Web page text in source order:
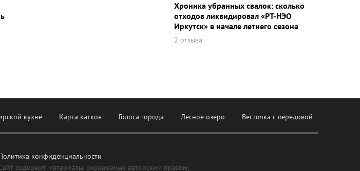
Хроника убранных свалок: сколько
отходов ликвидировал «РТ-НЭО
Иркутск» в начале летнего сезона
2 отзыва
кухне Карта катков Голоса города Лесное озеро Весточка с передовой
конфиденциальности
содержит материалы, охраняемые авторским правом,